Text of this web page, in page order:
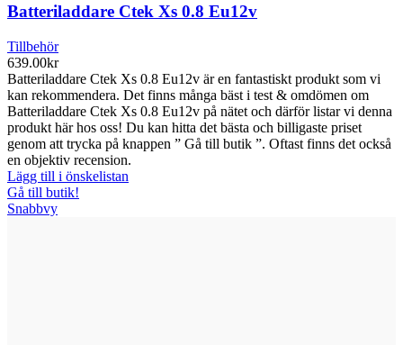
Batteriladdare Ctek Xs 0.8 Eu12v
Tillbehör
639.00kr
Batteriladdare Ctek Xs 0.8 Eu12v är en fantastiskt produkt som vi
kan rekommendera. Det finns många bäst i test & omdömen om
Batteriladdare Ctek Xs 0.8 Eu12v på nätet och därför listar vi denna
produkt här hos oss! Du kan hitta det bästa och billigaste priset
genom att trycka på knappen ” Gå till butik ”. Oftast finns det också
en objektiv recension.
Lägg till i önskelistan
Gå till butik!
Snabbvy